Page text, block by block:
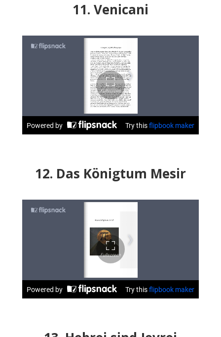
11. Venicani
12. Das Königtum Mesir